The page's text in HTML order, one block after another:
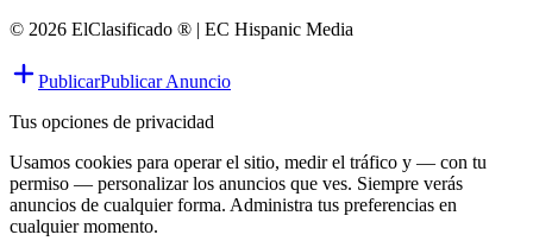
© 2026 ElClasificado ® | EC Hispanic Media
PublicarPublicar Anuncio
Tus opciones de privacidad
Usamos cookies para operar el sitio, medir el tráfico y — con tu
permiso — personalizar los anuncios que ves. Siempre verás
anuncios de cualquier forma. Administra tus preferencias en
cualquier momento.